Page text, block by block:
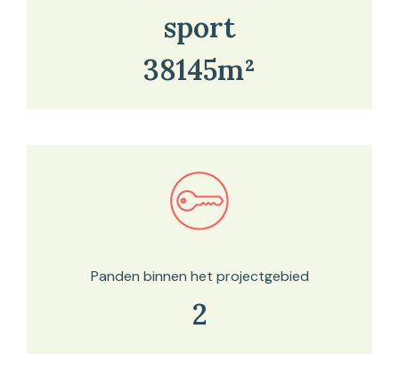
sport
38145m²
Bekijk in onze kaartviewer
Panden binnen het projectgebied
2